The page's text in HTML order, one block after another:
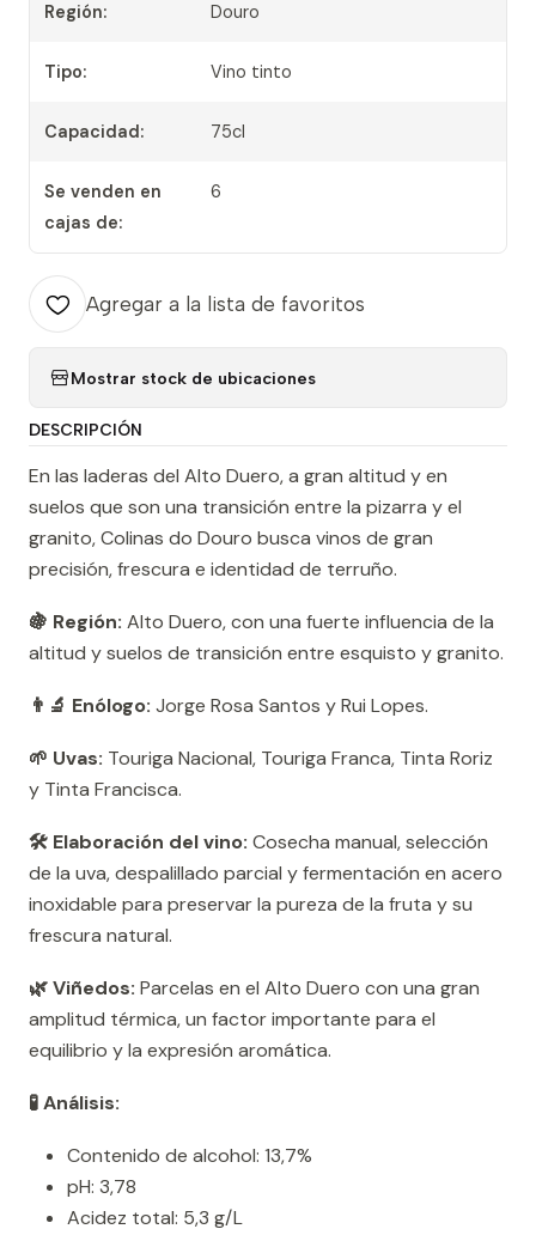
Región: Douro
Tipo: Vino tinto
Capacidad: 75cl
Se venden en
cajas de:
6
Agregar a la lista de favoritos
Mostrar stock de ubicaciones
DESCRIPCIÓN
En las laderas del Alto Duero, a gran altitud y en
suelos que son una transición entre la pizarra y el
granito, Colinas do Douro busca vinos de gran
precisión, frescura e identidad de terruño.
🍇 Región: Alto Duero, con una fuerte influencia de la
altitud y suelos de transición entre esquisto y granito.
👨‍🔬 Enólogo: Jorge Rosa Santos y Rui Lopes.
🌱 Uvas: Touriga Nacional, Touriga Franca, Tinta Roriz
y Tinta Francisca.
🛠️ Elaboración del vino: Cosecha manual, selección
de la uva, despalillado parcial y fermentación en acero
inoxidable para preservar la pureza de la fruta y su
frescura natural.
🌿 Viñedos: Parcelas en el Alto Duero con una gran
amplitud térmica, un factor importante para el
equilibrio y la expresión aromática.
🧪 Análisis:
Contenido de alcohol: 13,7%
pH: 3,78
Acidez total: 5,3 g/L